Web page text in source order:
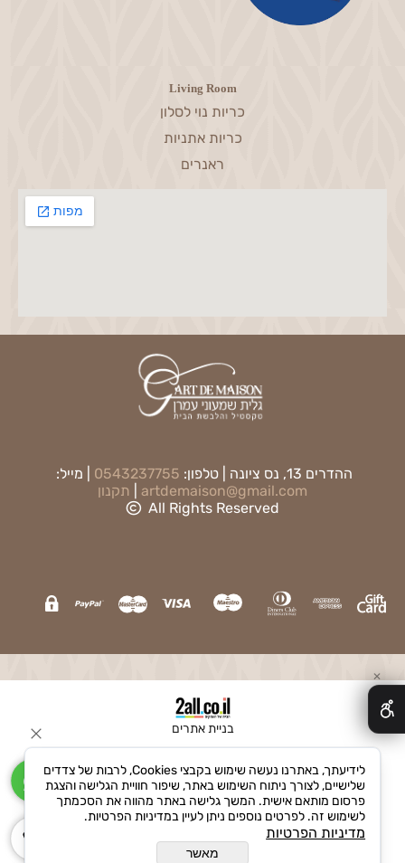
Living Room
כריות נוי לסלון
כריות אתניות
ראנרים
ההדרים 13, נס ציונה | טלפון: 0543237755 | מייל:
artdemaison@gmail.com
תקנון
All Rights Reserved
בניית אתרים
✕
לידיעתך, באתרנו נעשה שימוש בקבצי Cookies, לרבות של צדדים
שלישיים, לצורך ניתוח השימוש באתר, שיפור חוויית הגלישה והצגת
פרסום מותאם אישית. המשך גלישה באתר מהווה את הסכמתך
לשימוש זה. לפרטים נוספים ניתן לעיין במדיניות הפרטיות.
מדיניות הפרטיות
מאשר